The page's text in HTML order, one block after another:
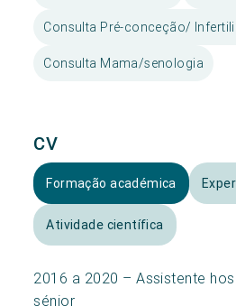
Consulta Pré-conceção/
Consulta Mama/senologia
CV
Formação académica
Atividade científica
2016 a 2020 – Assistente
sénior